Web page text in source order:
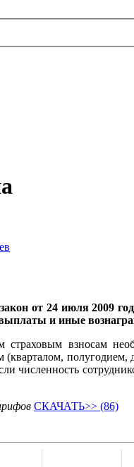
от 24 июля 2009
и иные
взносам
численность
СКАЧАТЬ>> (86)